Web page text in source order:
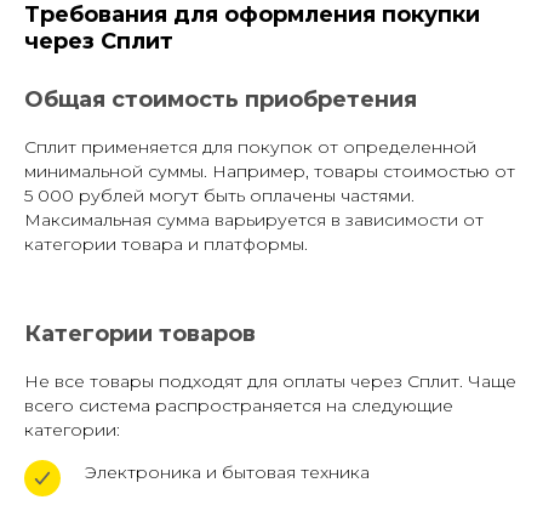
Требования для оформления покупки
через Сплит
Общая стоимость приобретения
Сплит применяется для покупок от определенной
минимальной суммы. Например, товары стоимостью от
5 000 рублей могут быть оплачены частями.
Максимальная сумма варьируется в зависимости от
категории товара и платформы.
Категории товаров
Не все товары подходят для оплаты через Сплит. Чаще
всего система распространяется на следующие
категории:
Электроника и бытовая техника